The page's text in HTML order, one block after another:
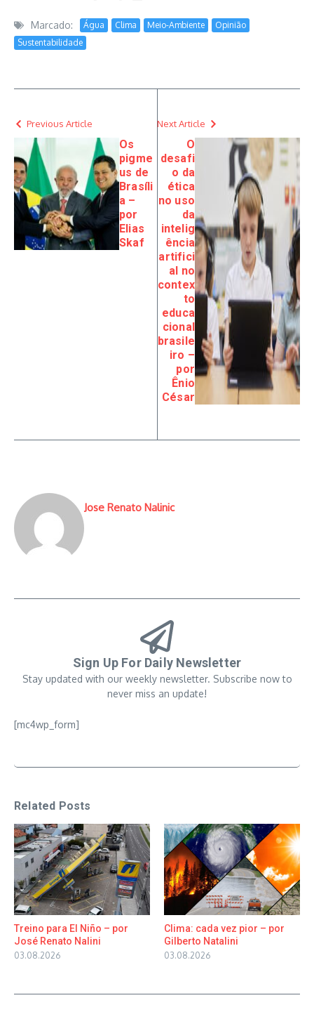
Marcado: Água Clima Meio-Ambiente
Opinião
Sustentabilidade
Previous Article
Os
pigme
us de
Brasíli
a –
por
Elias
Skaf
Next Article
O
desafi
o da
ética
no uso
da
intelig
ência
artifici
al no
contex
to
educa
cional
brasile
iro –
por
Ênio
César
Jose Renato Nalinic
Sign Up For Daily Newsletter
Stay updated with our weekly newsletter. Subscribe now to
never miss an update!
[mc4wp_form]
Related Posts
Treino para El Niño – por
José Renato Nalini
03.08.2026
Clima: cada vez pior – por
Gilberto Natalini
03.08.2026